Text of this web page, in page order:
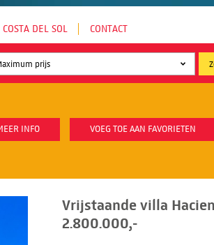
COSTA DEL SOL CONTACT
INFO VOEG TOE AAN FAVORIETEN
Vrijstaande villa
2.800.000,-